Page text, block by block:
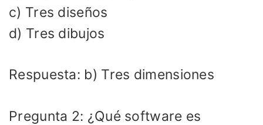
c) Tres diseños
d) Tres dibujos
Respuesta: b) Tres dimensiones
Pregunta 2: ¿Qué software es